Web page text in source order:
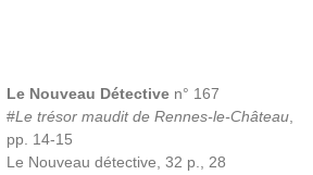
Le Nouveau Détective n° 167
#Le trésor maudit de Rennes-le-Château
pp. 14-15
Le Nouveau détective, 32 p., 28